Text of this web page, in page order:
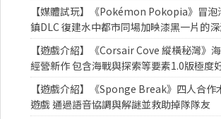
【媒體試玩】《Pokémon Pokopia》冒泡
鎮DLC 復建水中都市同場加映漆黑一片的
【遊戲介紹】《Corsair Cove 縱橫秘灣》
經營新作 包含海戰與探索等要素1.0版極度
【遊戲介紹】《Sponge Break》四人合作
遊戲 通過語音協調與解謎並救助掉隊隊友